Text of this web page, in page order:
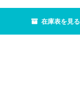
在庫表を見る